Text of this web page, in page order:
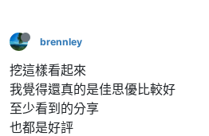
brennley
挖這樣看起來
我覺得還真的是佳思優比較好
至少看到的分享
也都是好評